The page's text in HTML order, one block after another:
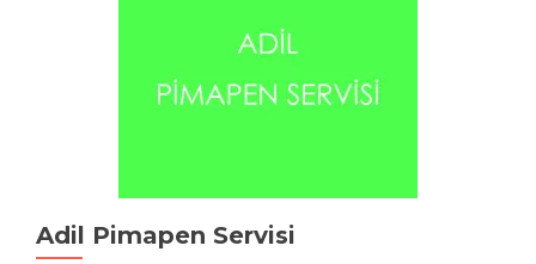
Adil Pimapen Servisi